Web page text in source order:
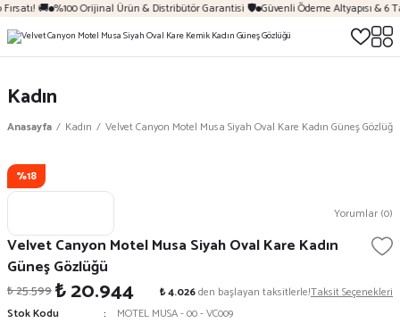
🚚 %100 Orijinal Ürün & Distribütör Garantisi 🛡️ Güvenli Ödeme Altyapısı & 6
Kadın
Anasayfa Kadın Velvet Canyon Motel Musa Siyah Oval Kare Kadın Güneş Gözlüğü
%18
Yorumlar (0)
Velvet Canyon Motel Musa Siyah Oval Kare Kadın
Güneş Gözlüğü
₺ 25.599₺ 20.944 ₺ 4.026den başlayan taksitlerle!Taksit Seçenekleri
Stok Kodu
MOTEL MUSA - 00 - VC009